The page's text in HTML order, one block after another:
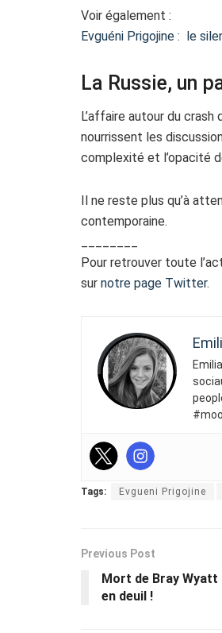
Voir également :
Evguéni Prigojine : le
La Russie, un
L’affaire autour du
nourrissent les
complexité et l’opacité
Il ne reste plus qu’à
contemporaine.
Pour retrouver toute
sur notre page Twitter.
Tags: Evgueni Prigojine
Previous Post
Mort de Bray
en deuil !